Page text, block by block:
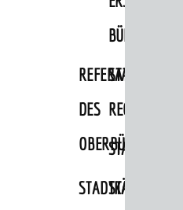
REFERAT
DES
STABSSTELLE
RECHT
STADTKÄMMEREI